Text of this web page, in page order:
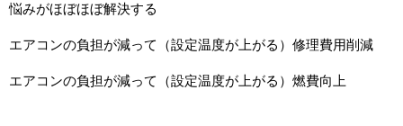
悩みがほぼほぼ解決する
エアコンの負担が減って（設定温度が上がる）修理費用削減
エアコンの負担が減って（設定温度が上がる）燃費向上